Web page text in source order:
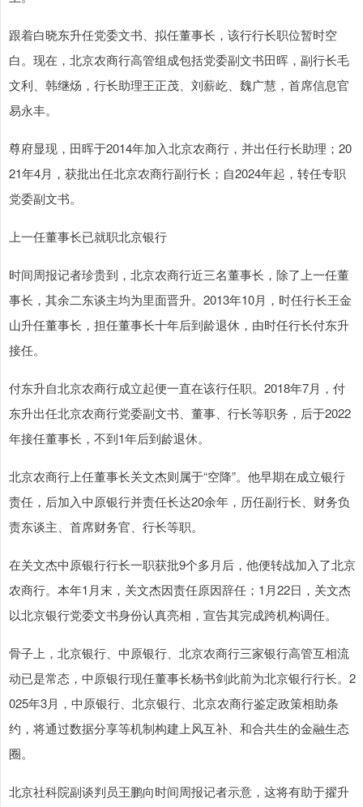
跟着白晓东升任党委文书、拟任董事长，该行行长职位暂时空
白。现在，北京农商行高管组成包括党委副文书田晖，副行长毛
文利、韩继炀，行长助理王正茂、刘薪屹、魏广慧，首席信息官
易永丰。
尊府显现，田晖于2014年加入北京农商行，并出任行长助理；20
21年4月，获批出任北京农商行副行长；自2024年起，转任专职
党委副文书。
上一任董事长已就职北京银行
时间周报记者珍贵到，北京农商行近三名董事长，除了上一任董
事长，其余二东谈主均为里面晋升。2013年10月，时任行长王金
山升任董事长，担任董事长十年后到龄退休，由时任行长付东升
接任。
付东升自北京农商行成立起便一直在该行任职。2018年7月，付
东升出任北京农商行党委副文书、董事、行长等职务，后于2022
年接任董事长，不到1年后到龄退休。
北京农商行上任董事长关文杰则属于“空降”。他早期在成立银行
责任，后加入中原银行并责任长达20余年，历任副行长、财务负
责东谈主、首席财务官、行长等职。
在关文杰中原银行行长一职获批9个多月后，他便转战加入了北京
农商行。本年1月末，关文杰因责任原因辞任；1月22日，关文杰
以北京银行党委文书身份认真亮相，宣告其完成跨机构调任。
骨子上，北京银行、中原银行、北京农商行三家银行高管互相流
动已是常态，中原银行现任董事长杨书剑此前为北京银行行长。2
025年3月，中原银行、北京银行、北京农商行鉴定政策相助条
约，将通过数据分享等机制构建上风互补、和合共生的金融生态
圈。
北京社科院副谈判员王鹏向时间周报记者示意，这将有助于擢升